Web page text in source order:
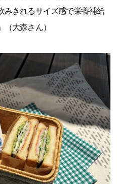
みきれるサイズ感で栄養補給
大森さん）